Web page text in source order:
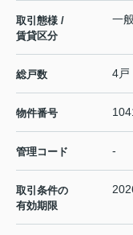
取引態様 /
賃貸区分
一
総戸数 4戸
物件番号
管理コード -
取引条件の
有効期限